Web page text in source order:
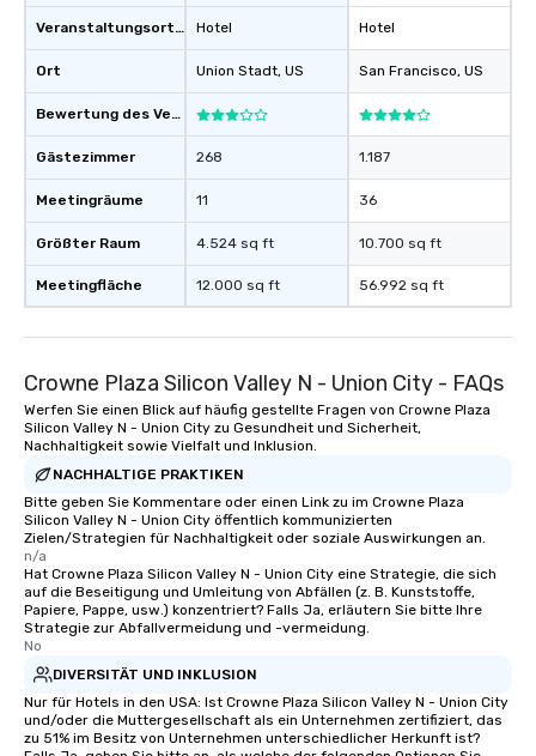
Veranstaltungsortstyp
Ort
Bewertung des Veranstaltungsortes
Gästezimmer
Meetingräume
Größter Raum
Meetingfläche
Hotel
Union Stadt, US
268
11
4.524 sq ft
12.000 sq ft
Hotel
San Francisco, US
1.187
36
10.700 sq ft
56.992 sq ft
Crowne Plaza Silicon Valley N - Union City - FAQs
Werfen Sie einen Blick auf häufig gestellte Fragen von Crowne Plaza
Silicon Valley N - Union City zu Gesundheit und Sicherheit,
Nachhaltigkeit sowie Vielfalt und Inklusion.
NACHHALTIGE PRAKTIKEN
Bitte geben Sie Kommentare oder einen Link zu im Crowne Plaza
Silicon Valley N - Union City öffentlich kommunizierten
Zielen/Strategien für Nachhaltigkeit oder soziale Auswirkungen an.
n/a
Hat Crowne Plaza Silicon Valley N - Union City eine Strategie, die sich
auf die Beseitigung und Umleitung von Abfällen (z. B. Kunststoffe,
Papiere, Pappe, usw.) konzentriert? Falls Ja, erläutern Sie bitte Ihre
Strategie zur Abfallvermeidung und -vermeidung.
No
DIVERSITÄT UND INKLUSION
Nur für Hotels in den USA: Ist Crowne Plaza Silicon Valley N - Union City
und/oder die Muttergesellschaft als ein Unternehmen zertifiziert, das
zu 51% im Besitz von Unternehmen unterschiedlicher Herkunft ist?